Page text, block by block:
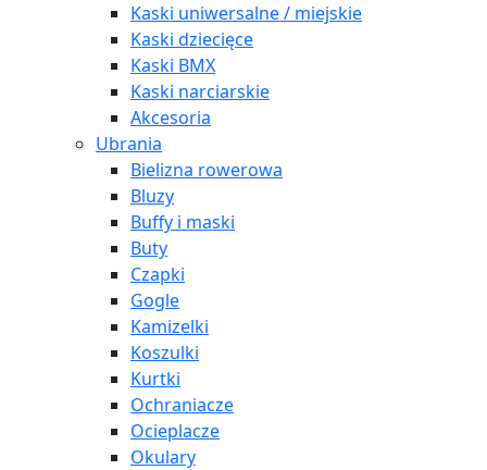
Kaski uniwersalne / miejskie
Kaski dziecięce
Kaski BMX
Kaski narciarskie
Akcesoria
Ubrania
Bielizna rowerowa
Bluzy
Buffy i maski
Buty
Czapki
Gogle
Kamizelki
Koszulki
Kurtki
Ochraniacze
Ocieplacze
Okulary